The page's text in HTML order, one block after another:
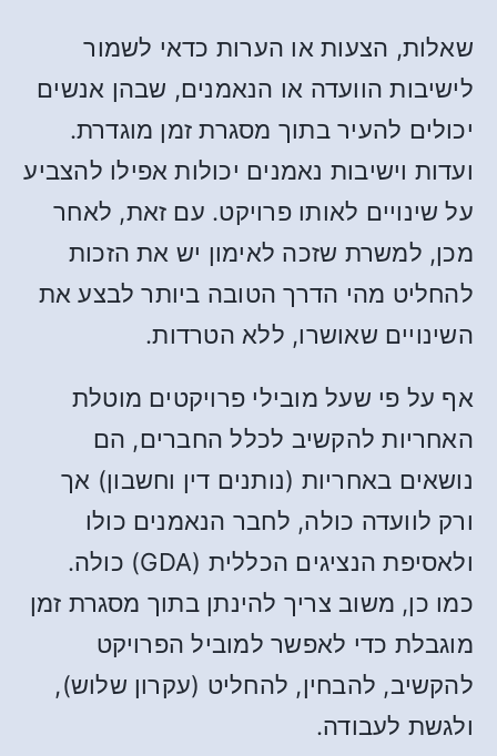
שאלות, הצעות או הערות כדאי לשמור
לישיבות הוועדה או הנאמנים, שבהן אנשים
יכולים להעיר בתוך מסגרת זמן מוגדרת.
ועדות וישיבות נאמנים יכולות אפילו להצביע
על שינויים לאותו פרויקט. עם זאת, לאחר
מכן, למשרת שזכה לאימון יש את הזכות
להחליט מהי הדרך הטובה ביותר לבצע את
השינויים שאושרו, ללא הטרדות.
אף על פי שעל מובילי פרויקטים מוטלת
האחריות להקשיב לכלל החברים, הם
נושאים באחריות (נותנים דין וחשבון) אך
ורק לוועדה כולה, לחבר הנאמנים כולו
ולאסיפת הנציגים הכללית (GDA) כולה.
כמו כן, משוב צריך להינתן בתוך מסגרת זמן
מוגבלת כדי לאפשר למוביל הפרויקט
להקשיב, להבחין, להחליט (עקרון שלוש),
ולגשת לעבודה.